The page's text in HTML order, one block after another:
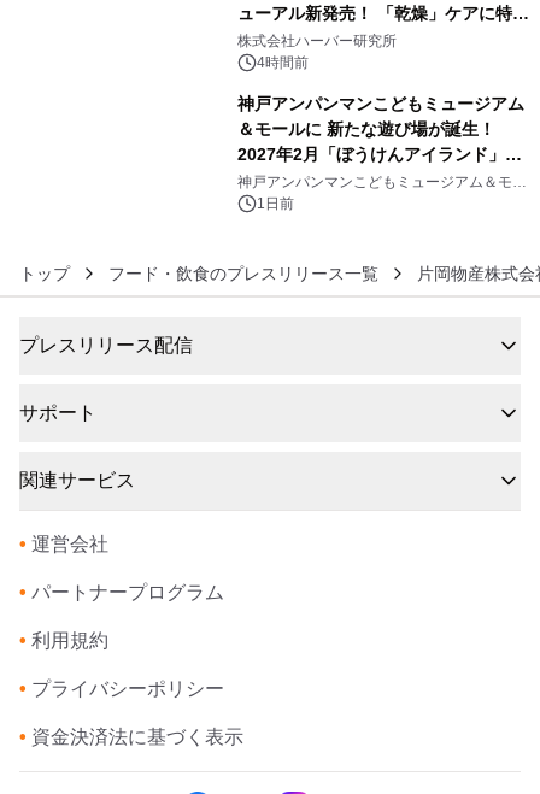
ューアル新発売！ 「乾燥」ケアに特化
し、ライン使いで潤いに満ちた肌へ
株式会社ハーバー研究所
4時間前
神戸アンパンマンこどもミュージアム
＆モールに 新たな遊び場が誕生！
2027年2月「ぼうけんアイランド」が
オープン
神戸アンパンマンこどもミュージアム＆モー
ル 1日前
トップ フード・飲食のプレスリリース一覧 片岡物産株式会
プレスリリース配信
サポート
関連サービス
• 運営会社
• パートナープログラム
• 利用規約
• プライバシーポリシー
• 資金決済法に基づく表示